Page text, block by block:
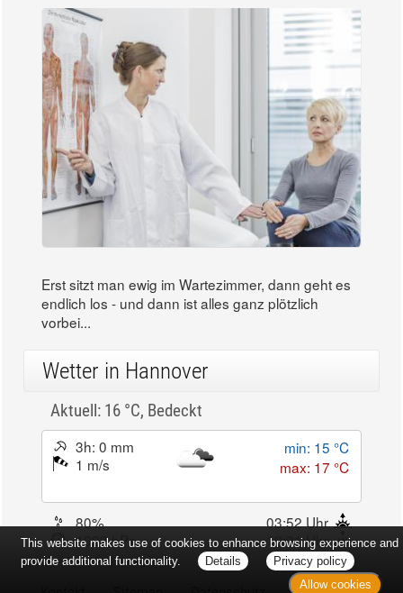
Erst sitzt man ewig im Wartezimmer, dann geht es
endlich los - und dann ist alles ganz plötzlich
vorbei...
Wetter in Hannover
Aktuell: 16 °C, Bedeckt
3h: 0 mm
1 m/s
min: 15 °C
max: 17 °C
80%
03:52 Uhr
1023 hPa
19:01 Uhr
This website makes use of cookies to enhance browsing experience and
provide additional functionality.
Details
Privacy policy
Allow cookies